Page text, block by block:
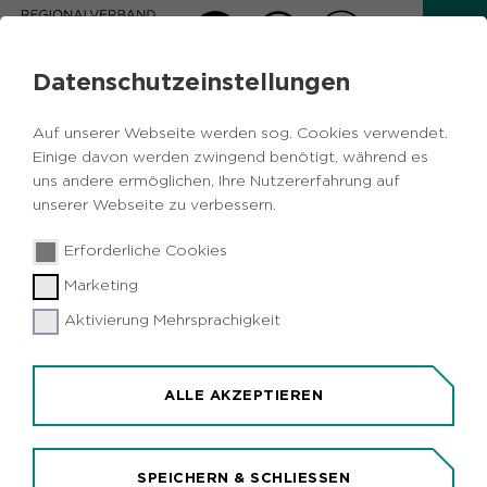
Datenschutzeinstellungen
Auf unserer Webseite werden sog. Cookies verwendet.
Einige davon werden zwingend benötigt, während es
uns andere ermöglichen, Ihre Nutzererfahrung auf
unserer Webseite zu verbessern.
Erforderliche Cookies
Marketing
Aktivierung Mehrsprachigkeit
ALLE AKZEPTIEREN
SPEICHERN & SCHLIESSEN
AKTUELLES
Zurück
IGA Metropole Ruhr 2027 gGmbH ist
gegründet